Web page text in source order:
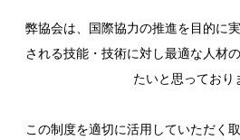
弊協会は、国際協力の推進を目的に
される技能・技術に対し最適な人材
たいと思っており
この制度を適切に活用していただく